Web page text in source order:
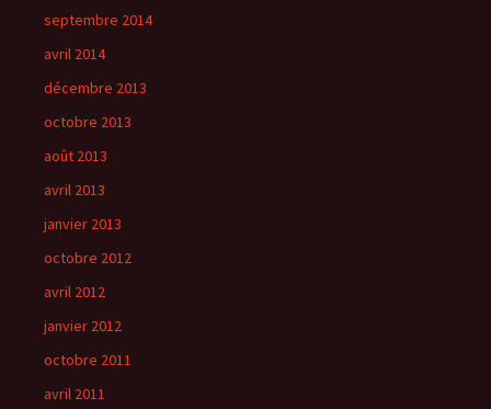
septembre 2014
avril 2014
décembre 2013
octobre 2013
août 2013
avril 2013
janvier 2013
octobre 2012
avril 2012
janvier 2012
octobre 2011
avril 2011